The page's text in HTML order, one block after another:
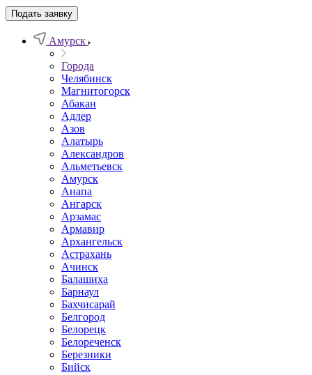
Подать заявку
Амурск
Города
Челябинск
Магнитогорск
Абакан
Адлер
Азов
Алатырь
Александров
Альметьевск
Амурск
Анапа
Ангарск
Арзамас
Армавир
Архангельск
Астрахань
Ачинск
Балашиха
Барнаул
Бахчисарай
Белгород
Белорецк
Белореченск
Березники
Бийск